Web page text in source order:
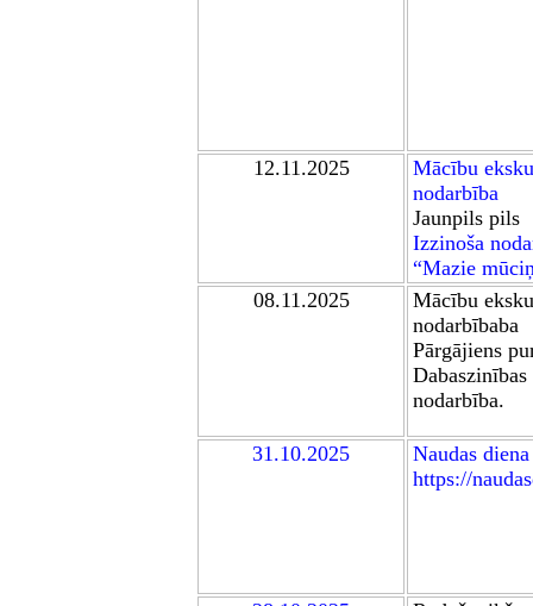
12.11.2025
Mācību
nodarbība
Jaunpils pils
Izzinoša
“Mazie
08.11.2025
Mācību
nodarbībaba
Pārgājiens
Dabaszinības
nodarbība.
31.10.2025
Naudas
https://